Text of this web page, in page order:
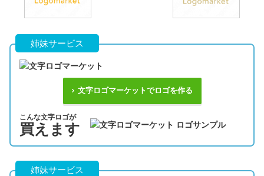
姉妹サービス
文字ロゴマーケットでロゴを作る
こんな文字ロゴが
買えます
姉妹サービス